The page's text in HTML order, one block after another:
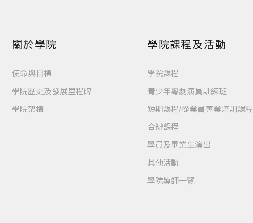
關於學院
使命與目標
學院歷史及發展里程碑
學院架構
學院課程及活動
學院課程
青少年粵劇演員訓練班
短期課程/從業員專業培訓課程
合辦課程
學員及畢業生演出
其他活動
學院導師一覽